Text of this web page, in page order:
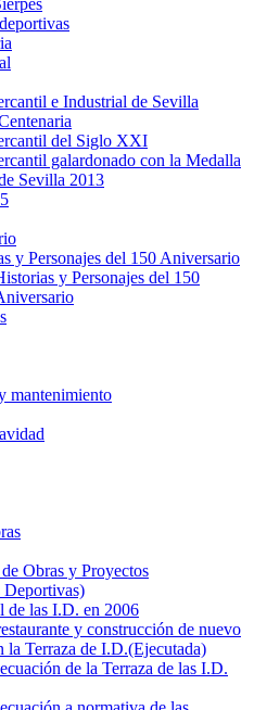
e Industrial de Sevilla
del Siglo XXI
galardonado con la Medalla
Sevilla 2013
y Personajes del 150 Aniversario
y Personajes del 150
mantenimiento
Obras y Proyectos
Deportivas)
de las I.D. en 2006
y construcción de nuevo
la Terraza de I.D.(Ejecutada)
de la Terraza de las I.D.